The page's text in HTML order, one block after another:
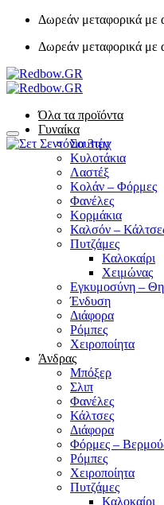
Μετάβαση
περιεχόμενο
Δωρεάν μεταφορικά με
Δωρεάν μεταφορικά με
Όλα τα προϊόντα
Γυναίκα
Σουτιέν
Κυλοτάκια
Λαστέξ
Κολάν – Φόρμες
Φανέλες
Κορμάκια
Καλσόν –
Πυτζάμες
Καλοκαίρι
Χειμώνας
Εγκυμοσύνη –
Ένδυση
Διάφορα
Ρόμπες
Χειροποίητα
Άνδρας
Μπόξερ
Σλιπ
Φανέλες
Κάλτσες
Διάφορα
Φόρμες –
Ρόμπες
Χειροποίητα
Πυτζάμες
Καλοκαίρι